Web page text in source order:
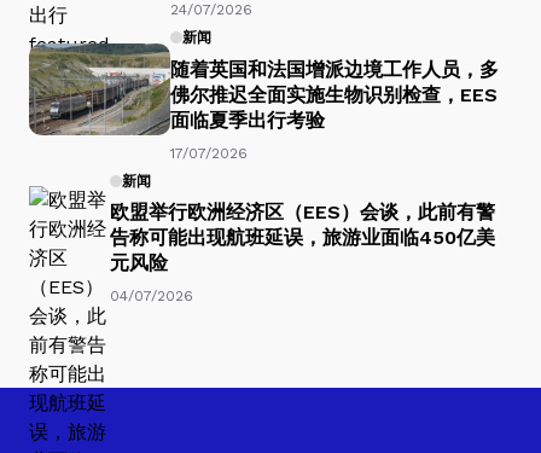
24/07/2026
新闻
随着英国和法国增派边境工作人员，多
佛尔推迟全面实施生物识别检查，EES
面临夏季出行考验
17/07/2026
新闻
欧盟举行欧洲经济区（EES）会谈，此前有警
告称可能出现航班延误，旅游业面临450亿美
元风险
04/07/2026